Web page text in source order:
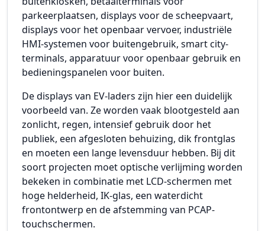
parkeerplaatsen, displays voor de scheepvaart,
displays voor het openbaar vervoer, industriële
HMI-systemen voor buitengebruik, smart city-
terminals, apparatuur voor openbaar gebruik en
bedieningspanelen voor buiten.
De displays van EV-laders zijn hier een duidelijk
voorbeeld van. Ze worden vaak blootgesteld aan
zonlicht, regen, intensief gebruik door het
publiek, een afgesloten behuizing, dik frontglas
en moeten een lange levensduur hebben. Bij dit
soort projecten moet optische verlijming worden
bekeken in combinatie met LCD-schermen met
hoge helderheid, IK-glas, een waterdicht
frontontwerp en de afstemming van PCAP-
touchschermen.